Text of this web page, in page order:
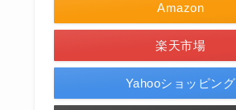
Amazon
楽天市場
Yahooショッピング